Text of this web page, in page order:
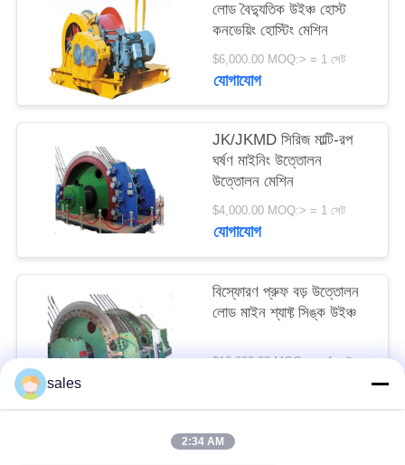
আবেদন
ম্যাপ
PRIVACY
POLICY
লোড বৈদ্যুতিক উইঞ্চ হোস্ট
কনভেয়িং হোস্টিং মেশিন
$6,000.00 MOQ:> = 1 সেট
যোগাযোগ
JK/JKMD সিরিজ মাল্টি-রপ
ঘর্ষণ মাইনিং উত্তোলন
উত্তোলন মেশিন
$4,000.00 MOQ:> = 1 সেট
যোগাযোগ
বিস্ফোরণ প্রুফ বড় উত্তোলন
লোড মাইন শ্যাফ্ট সিঙ্ক উইঞ্চ
$10,000.00 MOQ:> = 1 সেট
sales
2:34 AM